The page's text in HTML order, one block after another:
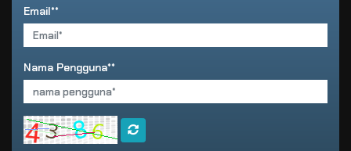
Email**
Nama Pengguna**